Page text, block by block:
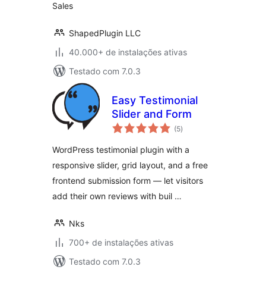
Sales
ShapedPlugin LLC
40.000+ de instalações ativas
Testado com 7.0.3
Easy Testimonial
Slider and Form
(5total
de
)
WordPress testimonial plugin with a
responsive slider, grid layout, and a free
frontend submission form — let visitors
add their own reviews with buil …
Nks
700+ de instalações ativas
Testado com 7.0.3